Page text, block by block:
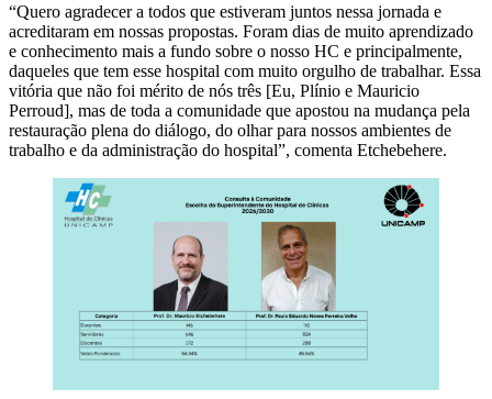
“Quero agradecer a todos que estiveram juntos nessa jornada e
acreditaram em nossas propostas. Foram dias de muito aprendizado
e conhecimento mais a fundo sobre o nosso HC e principalmente,
daqueles que tem esse hospital com muito orgulho de trabalhar. Essa
vitória que não foi mérito de nós três [Eu, Plínio e Mauricio
Perroud], mas de toda a comunidade que apostou na mudança pela
restauração plena do diálogo, do olhar para nossos ambientes de
trabalho e da administração do hospital”, comenta Etchebehere.